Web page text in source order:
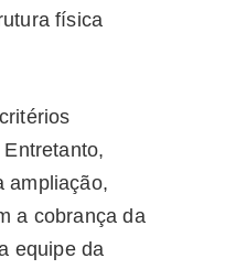
física
ampliação,
a cobrança da
equipe da